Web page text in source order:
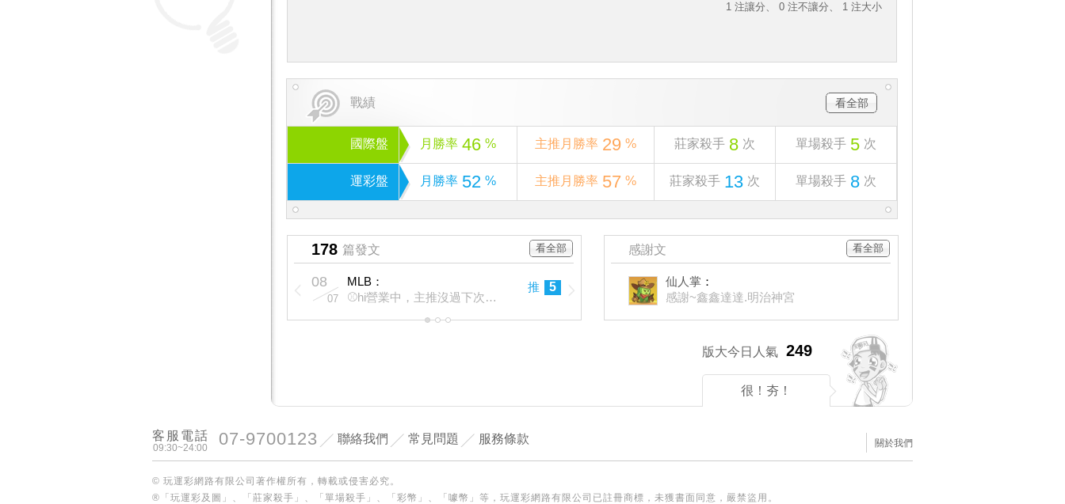
1 注讓分、 0 注不讓分、 1 注大小
戰績 看全部
國際盤 月勝率 46 % 主推月勝率 29 % 莊家殺手 8 次 單場殺手 5 次
運彩盤 月勝率 52 % 主推月勝率 57 % 莊家殺手 13 次 單場殺手 8 次
178 篇發文 看全部
08
07
MLB：
⚾️hi營業中，主推沒過下次免費！
推 5
感謝文 看全部
仙人掌 ：
感謝~鑫鑫達達.明治神宮
版大今日人氣 249
很！夯！
09:30~24:00
客服電話 07-9700123 聯絡我們 常見問題 服務條款 關於我們
© 玩運彩網路有限公司著作權所有，轉載或侵害必究。
®「玩運彩及圖」、「莊家殺手」、「單場殺手」、「彩幣」、「噱幣」等，玩運彩網路有限公司已註冊商標，未獲書面同意，嚴禁盜用。